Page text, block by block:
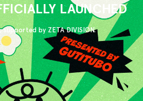
LAUNCHED
supported by ZETA DIVISION.